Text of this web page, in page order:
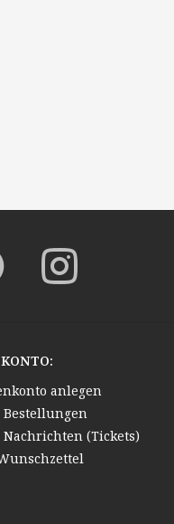
anlegen
Bestellungen
(Tickets)